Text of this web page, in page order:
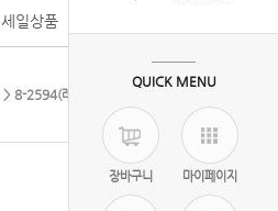
세일상품
> 8-2594(레이시 Socks )4칼라세트
QUICK MENU
장바구니 마이페이지